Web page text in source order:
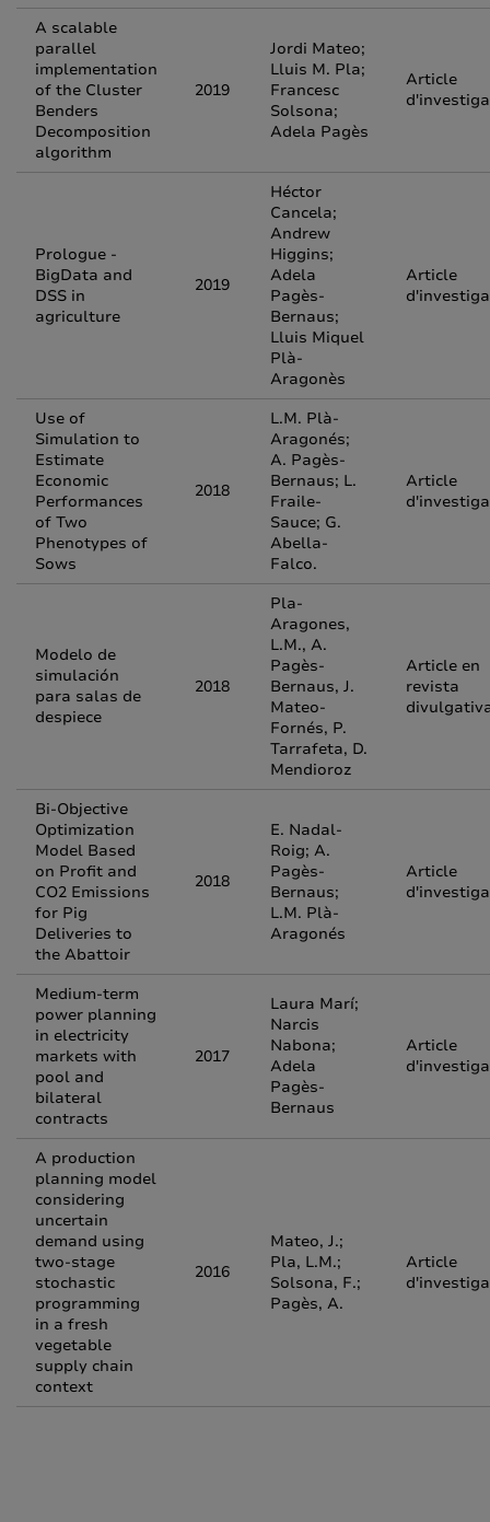
A scalable
parallel
implementation
of the Cluster
Benders
Decomposition
algorithm
2019
Jordi Mateo;
Lluis M. Pla;
Francesc
Solsona;
Adela Pagès
Article
Prologue -
BigData and
DSS in
agriculture
2019
Héctor
Cancela;
Andrew
Higgins;
Adela
Pagès-
Bernaus;
Lluis Miquel
Plà-
Aragonès
Article
Use of
Simulation to
Estimate
Economic
Performances
of Two
Phenotypes of
Sows
2018
L.M. Plà-
Aragonés;
A. Pagès-
Bernaus; L.
Fraile-
Sauce; G.
Abella-
Falco.
Article
Modelo de
simulación
para salas de
despiece
2018
Pla-
Aragones,
L.M., A.
Pagès-
Bernaus, J.
Mateo-
Fornés, P.
Tarrafeta, D.
Mendioroz
Article en
revista
Bi-Objective
Optimization
Model Based
on Profit and
CO2 Emissions
for Pig
Deliveries to
the Abattoir
2018
E. Nadal-
Roig; A.
Pagès-
Bernaus;
L.M. Plà-
Aragonés
Article
Medium-term
power planning
in electricity
markets with
pool and
bilateral
contracts
2017
Laura Marí;
Narcis
Nabona;
Adela
Pagès-
Bernaus
Article
A production
planning model
considering
uncertain
demand using
two-stage
stochastic
programming
in a fresh
vegetable
supply chain
context
2016
Mateo, J.;
Pla, L.M.;
Solsona, F.;
Pagès, A.
Article